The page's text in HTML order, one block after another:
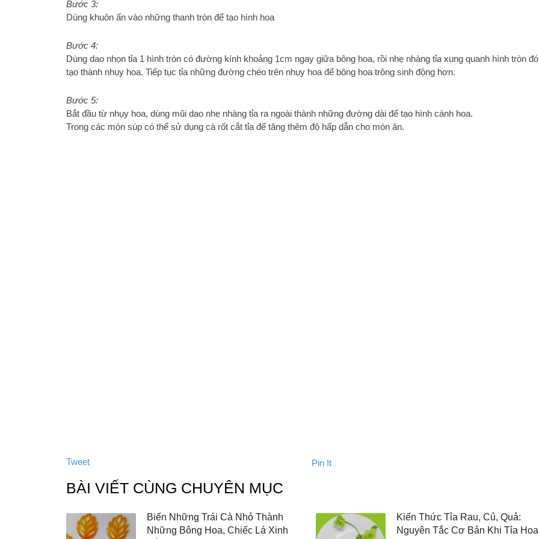
Bước 3:
Dùng khuôn ấn vào những thanh tròn để tạo hình hoa
Bước 4:
Dùng dao nhọn tỉa 1 hình tròn có đường kính khoảng 1cm ngay giữa bông hoa, rồi nhẹ nhàng tỉa xung quanh hình tròn
tạo thành nhụy hoa. Tiếp tục tỉa những đường chéo trên nhụy hoa để bông hoa trông sinh động hơn.
Bước 5:
Bắt đầu từ nhụy hoa, dùng mũi dao nhẹ nhàng tỉa ra ngoài thành những đường dài để tạo hình cánh hoa.
Trong các món súp có thể sử dụng cà rốt cắt tỉa để tăng thêm độ hấp dẫn cho món ăn.
Tweet Pin It
BÀI VIẾT CÙNG CHUYÊN MỤC
Biến Những Trái Cà Nhỏ Thành
Những Bông Hoa, Chiếc Lá Xinh
Kiến Thức Tỉa Rau, Củ, Quả:
Nguyên Tắc Cơ Bản Khi Tỉa Hoa